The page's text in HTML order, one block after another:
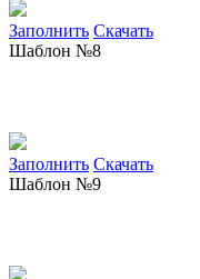
Заполнить Скачать
Шаблон №8
Заполнить Скачать
Шаблон №9